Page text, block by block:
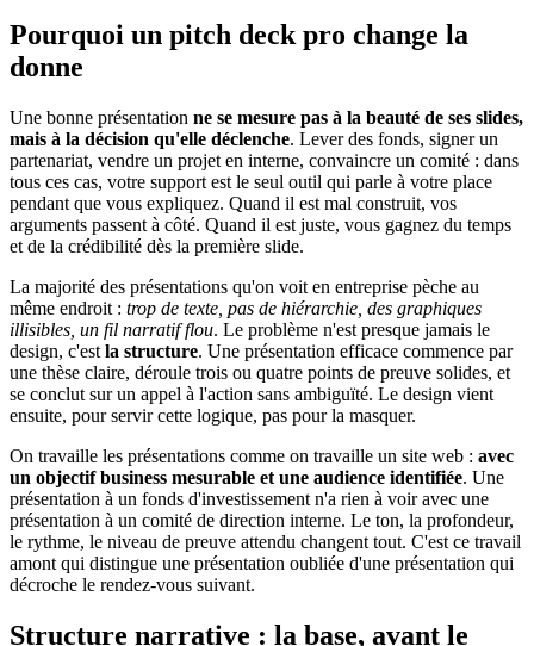
Pourquoi un pitch deck pro change la
donne
Une bonne présentation ne se mesure pas à la beauté de ses slides,
mais à la décision qu'elle déclenche. Lever des fonds, signer un
partenariat, vendre un projet en interne, convaincre un comité : dans
tous ces cas, votre support est le seul outil qui parle à votre place
pendant que vous expliquez. Quand il est mal construit, vos
arguments passent à côté. Quand il est juste, vous gagnez du temps
et de la crédibilité dès la première slide.
La majorité des présentations qu'on voit en entreprise pèche au
même endroit : trop de texte, pas de hiérarchie, des graphiques
illisibles, un fil narratif flou. Le problème n'est presque jamais le
design, c'est la structure. Une présentation efficace commence par
une thèse claire, déroule trois ou quatre points de preuve solides, et
se conclut sur un appel à l'action sans ambiguïté. Le design vient
ensuite, pour servir cette logique, pas pour la masquer.
On travaille les présentations comme on travaille un site web : avec
un objectif business mesurable et une audience identifiée. Une
présentation à un fonds d'investissement n'a rien à voir avec une
présentation à un comité de direction interne. Le ton, la profondeur,
le rythme, le niveau de preuve attendu changent tout. C'est ce travail
amont qui distingue une présentation oubliée d'une présentation qui
décroche le rendez-vous suivant.
Structure narrative : la base, avant le